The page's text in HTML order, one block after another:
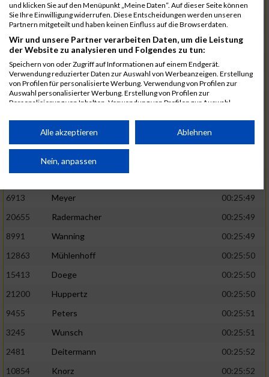
1582 Funken
00:25:42
12220
Cosma
00:25:43
9678
Exner
00:25:43
11817
Schmaul-Klaibee
6812
Koch
00:25:47
9610
Linß
00:25:47
706
Wehmeier
00:25:48
Küpper
Inhoff
6913
Meyer
00:25:49
20655
Radermacher
00:25:49
8991
Wanning
00:25:49
12863
Mühlenhoff
00:25:50
15413
Doege
00:25:50
21200
Huppertz
00:25:50
9455
Peters
00:25:51
3245
Wunsch
00:25:51
2481
Deitermann
00:25:52
10854
Knorz
00:25:52
und klicken Sie auf den Menüpunkt „Meine Daten“. Auf dieser Seite können
Sie Ihre Einwilligung widerrufen. Diese Entscheidungen werden unseren
Partnern mitgeteilt und haben keinen Einfluss auf die Browserdaten.
Wir und unsere Partner verarbeiten Daten, um die Leistung
der Website zu analysieren und Folgendes zu tun:
Speichern von oder Zugriff auf Informationen auf einem Endgerät.
Verwendung reduzierter Daten zur Auswahl von Werbeanzeigen. Erstellung
von Profilen für personalisierte Werbung. Verwendung von Profilen zur
Auswahl personalisierter Werbung. Erstellung von Profilen zur
Personalisierung von Inhalten. Verwendung von Profilen zur Auswahl
Performance von Inhalten. Analyse von Zielgruppen durch Statistiken oder
Kombinationen von Daten aus verschiedenen Quellen. Entwicklung und
von Inhalten.
Daten können außerhalb der Europäischen Union weitergegeben und in die
Website/App.
Partnerliste anzeigen (1 IAB-Anbieter)
Wir nutzen Ihre Daten für folgende Zwecke:
Speichern von oder Zugriff auf Informationen
auf einem Endgerät
von Werbeanzeigen
Werbung
Alle akzeptieren Ablehnen
Nein, anpassen